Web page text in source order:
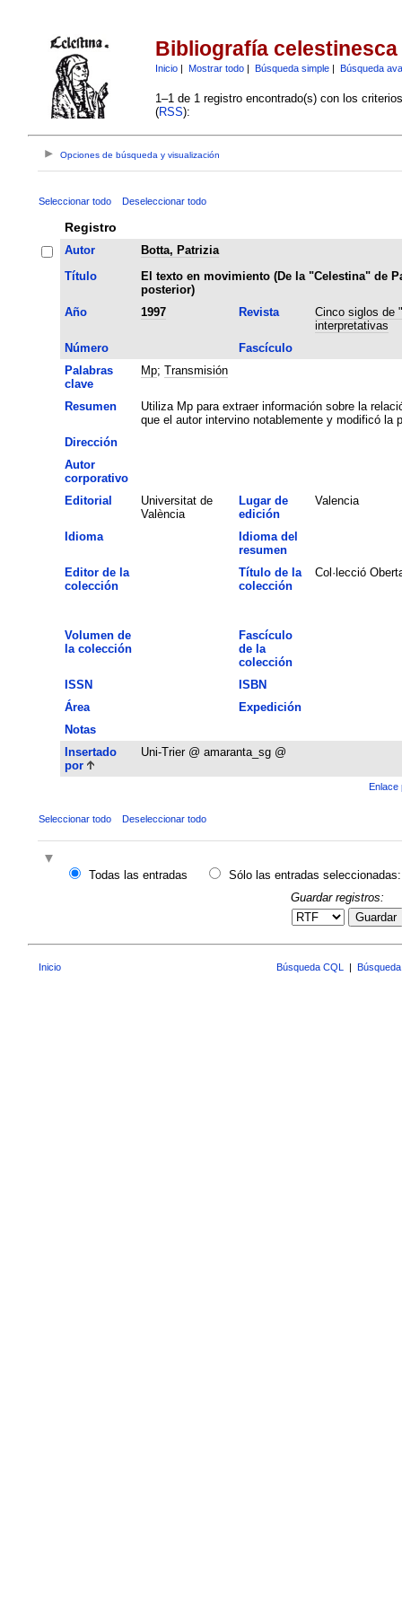
Bibliografía celestinesca
Inicio| Mostrar todo| Búsqueda simple| Búsqueda
1–1 de 1 registro encontrado(s) con los
(RSS):
Opciones de búsqueda y visualización
Seleccionar todo Deseleccionar todo
Registro
Autor
Botta, Patrizia
Título
El texto en movimiento (De la "Celestina" de
posterior)
Año
1997 Revista
Cinco siglos de
interpretativas
Número
Fascículo
Palabras
clave
Mp; Transmisión
Resumen
Utiliza Mp para extraer información sobre la
que el autor intervino notablemente y modificó la
Dirección
Autor
corporativo
Editorial
Universitat de
València
Lugar de
edición
Valencia
Idioma
Idioma del
resumen
Editor de la
colección
Título de la
colección
Col·lecció
Volumen de
la colección
Fascículo
de la
colección
ISSN
ISBN
Área
Expedición
Notas
Insertado
por
Uni-Trier @ amaranta_sg @
Enlace
Seleccionar todo Deseleccionar todo
Todas las entradas
Sólo las entradas seleccionadas:
Guardar registros:
Guardar
Inicio Búsqueda CQL